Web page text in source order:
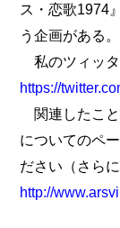
ス・恋歌1974
う企画がある。
私のツィッタ
https://
関連したこと
についてのペ
ださい（さら
http://